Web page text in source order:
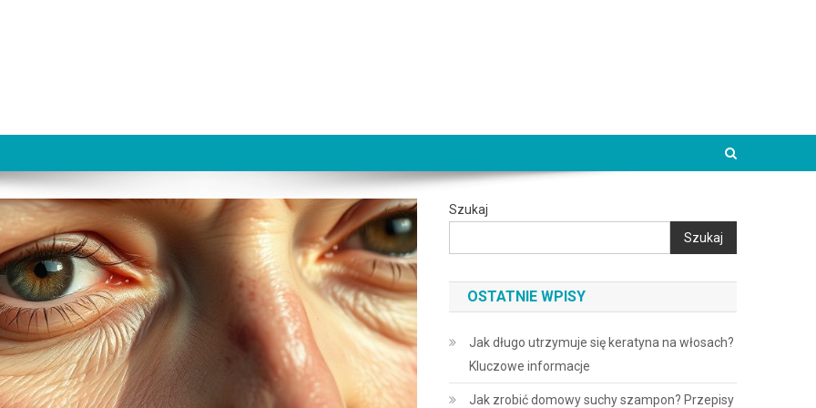
Szukaj
Szukaj
OSTATNIE WPISY
Jak długo utrzymuje się keratyna na włosach?
Kluczowe informacje
Jak zrobić domowy suchy szampon? Przepisy